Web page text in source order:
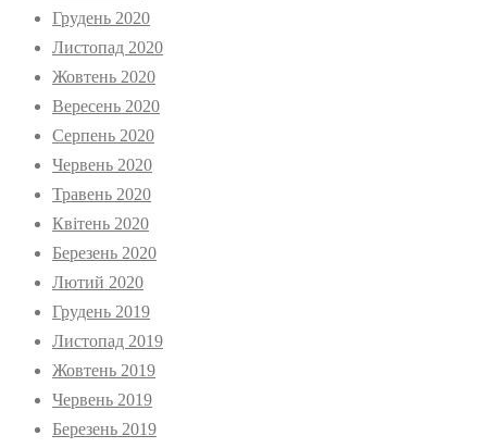
Грудень 2020
Листопад 2020
Жовтень 2020
Вересень 2020
Серпень 2020
Червень 2020
Травень 2020
Квітень 2020
Березень 2020
Лютий 2020
Грудень 2019
Листопад 2019
Жовтень 2019
Червень 2019
Березень 2019